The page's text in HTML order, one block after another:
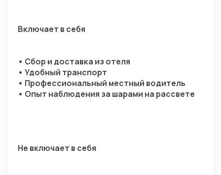
Включает в себя
• Сбор и доставка из отеля
• Удобный транспорт
• Профессиональный местный водитель
• Опыт наблюдения за шарами на рассвете
Не включает в себя